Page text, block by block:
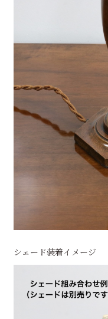
シェード装着イメージ